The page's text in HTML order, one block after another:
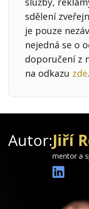
sdělení
je pouze
nejedná se o
doporučení z
na odkazu zde.
Autor:Jiří
mentor a